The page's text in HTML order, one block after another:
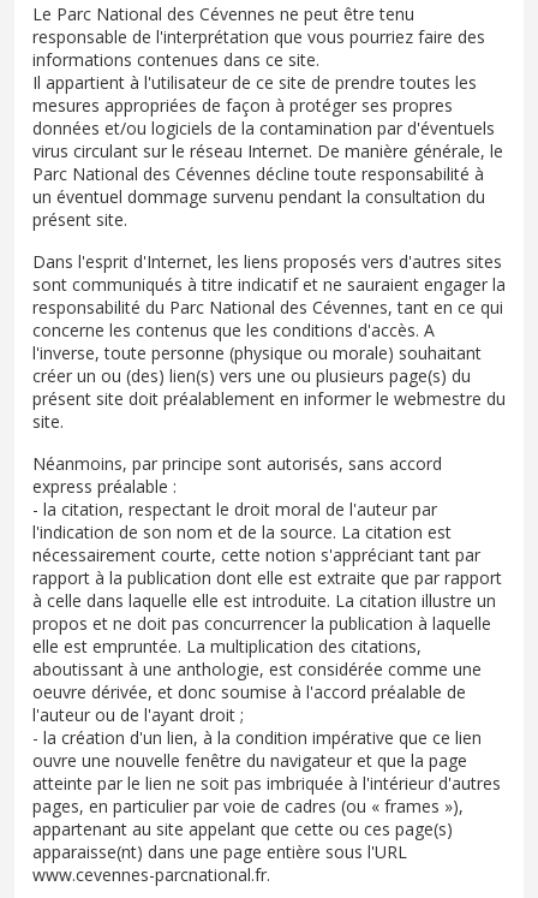
Le Parc National des Cévennes ne peut être tenu
responsable de l'interprétation que vous pourriez faire des
informations contenues dans ce site.
Il appartient à l'utilisateur de ce site de prendre toutes les
mesures appropriées de façon à protéger ses propres
données et/ou logiciels de la contamination par d'éventuels
virus circulant sur le réseau Internet. De manière générale, le
Parc National des Cévennes décline toute responsabilité à
un éventuel dommage survenu pendant la consultation du
présent site.
Dans l'esprit d'Internet, les liens proposés vers d'autres sites
sont communiqués à titre indicatif et ne sauraient engager la
responsabilité du Parc National des Cévennes, tant en ce qui
concerne les contenus que les conditions d'accès. A
l'inverse, toute personne (physique ou morale) souhaitant
créer un ou (des) lien(s) vers une ou plusieurs page(s) du
présent site doit préalablement en informer le webmestre du
site.
Néanmoins, par principe sont autorisés, sans accord
express préalable :
- la citation, respectant le droit moral de l'auteur par
l'indication de son nom et de la source. La citation est
nécessairement courte, cette notion s'appréciant tant par
rapport à la publication dont elle est extraite que par rapport
à celle dans laquelle elle est introduite. La citation illustre un
propos et ne doit pas concurrencer la publication à laquelle
elle est empruntée. La multiplication des citations,
aboutissant à une anthologie, est considérée comme une
oeuvre dérivée, et donc soumise à l'accord préalable de
l'auteur ou de l'ayant droit ;
- la création d'un lien, à la condition impérative que ce lien
ouvre une nouvelle fenêtre du navigateur et que la page
atteinte par le lien ne soit pas imbriquée à l'intérieur d'autres
pages, en particulier par voie de cadres (ou « frames »),
appartenant au site appelant que cette ou ces page(s)
apparaisse(nt) dans une page entière sous l'URL
www.cevennes-parcnational.fr.